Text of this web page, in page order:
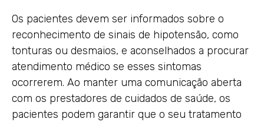
Os pacientes devem ser informados sobre o
reconhecimento de sinais de hipotensão, como
tonturas ou desmaios, e aconselhados a procurar
atendimento médico se esses sintomas
ocorrerem. Ao manter uma comunicação aberta
com os prestadores de cuidados de saúde, os
pacientes podem garantir que o seu tratamento